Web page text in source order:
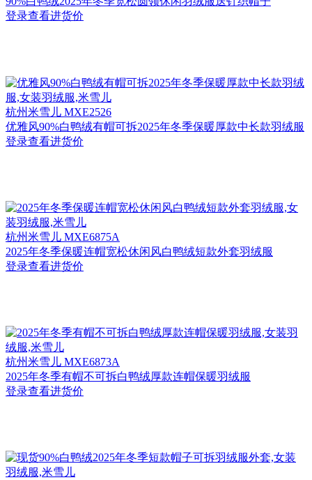
登录查看进货价
杭州米雪儿 MXE2526
优雅风90%白鸭绒有帽可拆2025年冬季保暖厚款中长款羽绒服
登录查看进货价
杭州米雪儿 MXE6875A
2025年冬季保暖连帽宽松休闲风白鸭绒短款外套羽绒服
登录查看进货价
杭州米雪儿 MXE6873A
2025年冬季有帽不可拆白鸭绒厚款连帽保暖羽绒服
登录查看进货价